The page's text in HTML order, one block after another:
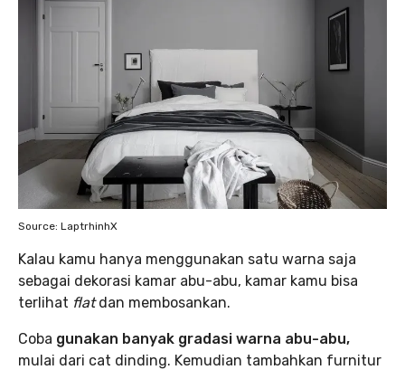
Source: LaptrhinhX
Kalau kamu hanya menggunakan satu warna saja
sebagai dekorasi kamar abu-abu, kamar kamu bisa
terlihat flatdan membosankan.
Coba gunakan banyak gradasi warna abu-abu,
mulai dari cat dinding. Kemudian tambahkan furnitur